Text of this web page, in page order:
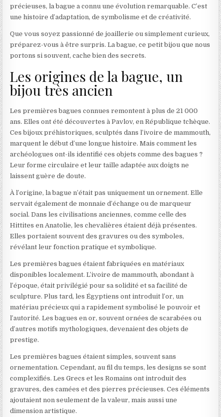
précieuses, la bague a connu une évolution remarquable. C’est
une histoire d’adaptation, de symbolisme et de créativité.
Que vous soyez passionné de joaillerie ou simplement curieux,
préparez-vous à être surpris. La bague, ce petit bijou que nous
portons si souvent, cache bien des secrets.
Les origines de la bague, un
bijou très ancien
Les premières bagues connues remontent à plus de 21 000
ans. Elles ont été découvertes à Pavlov, en République tchèque.
Ces bijoux préhistoriques, sculptés dans l’ivoire de mammouth,
marquent le début d’une longue histoire. Mais comment les
archéologues ont-ils identifié ces objets comme des bagues ?
Leur forme circulaire et leur taille adaptée aux doigts ne
laissent guère de doute.
À l’origine, la bague n’était pas uniquement un ornement. Elle
servait également de monnaie d’échange ou de marqueur
social. Dans les civilisations anciennes, comme celle des
Hittites en Anatolie, les chevalières étaient déjà présentes.
Elles portaient souvent des gravures ou des symboles,
révélant leur fonction pratique et symbolique.
Les premières bagues étaient fabriquées en matériaux
disponibles localement. L’ivoire de mammouth, abondant à
l’époque, était privilégié pour sa solidité et sa facilité de
sculpture. Plus tard, les Égyptiens ont introduit l’or, un
matériau précieux qui a rapidement symbolisé le pouvoir et
l’autorité. Les bagues en or, souvent ornées de scarabées ou
d’autres motifs mythologiques, devenaient des objets de
prestige.
Les premières bagues étaient simples, souvent sans
ornementation. Cependant, au fil du temps, les designs se sont
complexifiés. Les Grecs et les Romains ont introduit des
gravures, des camées et des pierres précieuses. Ces éléments
ajoutaient non seulement de la valeur, mais aussi une
dimension artistique.